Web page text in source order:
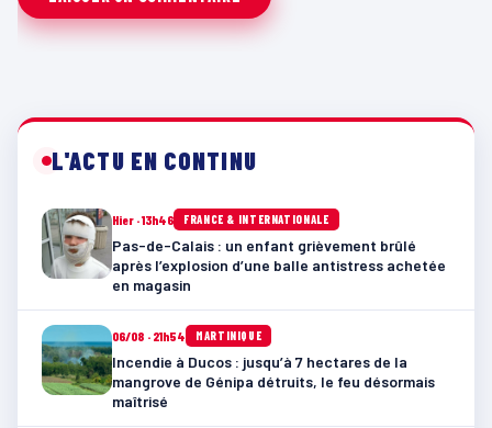
L'ACTU EN CONTINU
Hier · 13h46 FRANCE & INTERNATIONALE
Pas-de-Calais : un enfant grièvement brûlé
après l’explosion d’une balle antistress achetée
en magasin
06/08 · 21h54 MARTINIQUE
Incendie à Ducos : jusqu’à 7 hectares de la
mangrove de Génipa détruits, le feu désormais
maîtrisé